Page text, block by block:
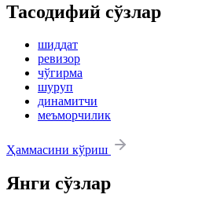
Тасодифий сўзлар
шиддат
ревизор
чўгирма
шуруп
динамитчи
меъморчилик
Ҳаммасини кўриш
Янги сўзлар